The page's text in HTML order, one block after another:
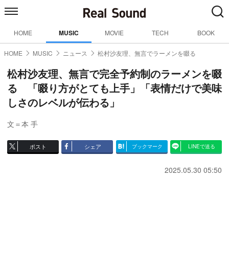
HOME MUSIC MOVIE TECH BOOK
HOME MUSIC ニュース 松村沙友理、無言でラーメンを啜る
松村沙友理、無言で完全予約制のラーメンを啜
る 「啜り方がとても上手」「表情だけで美味
しさのレベルが伝わる」
文＝本 手
ポスト シェア ブックマーク LINEで送る
2025.05.30 05:50